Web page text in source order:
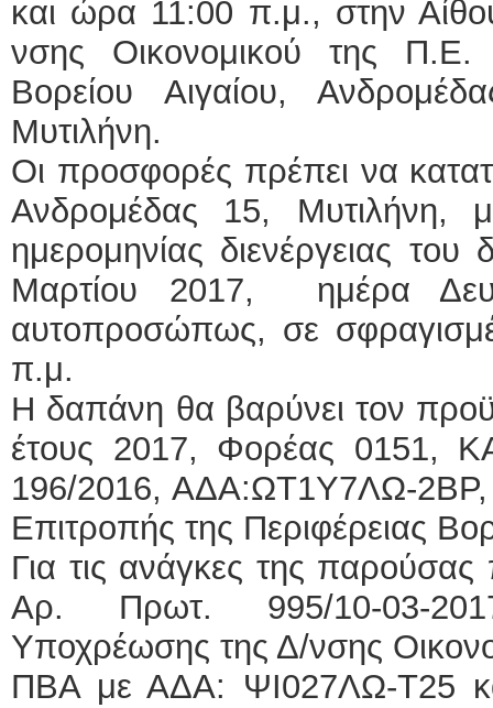
και ώρα 11:00 π.μ., στην
νσης Οικονομικού της Π.Ε.
Βορείου Αιγαίου,
Μυτιλήνη.
Οι προσφορές πρέπει να
Ανδρομέδας 15, Μυτιλήνη,
ημερομηνίας διενέργειας
Μαρτίου 2017, ημέρα
αυτοπροσώπως, σε
π.μ.
Η δαπάνη θα βαρύνει τον
έτους 2017, Φορέας 0151,
196/2016, ΑΔΑ:ΩΤ1Υ7ΛΩ-2ΒΡ,
Επιτροπής της Περιφέρειας
Για τις ανάγκες της
Αρ. Πρωτ. 995/10-03-
Υποχρέωσης της Δ/νσης
ΠΒΑ με ΑΔΑ: ΨΙ027ΛΩ-Τ25